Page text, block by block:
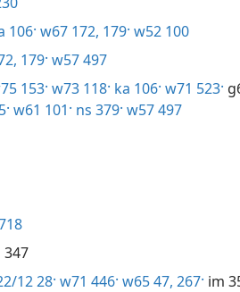
106· w67 172, 179· w52 100
179· w57 497
153· w73 118· ka 106· w71 523·
w61 101· ns 379· w57 497
347
12 28· w71 446· w65 47, 267· im